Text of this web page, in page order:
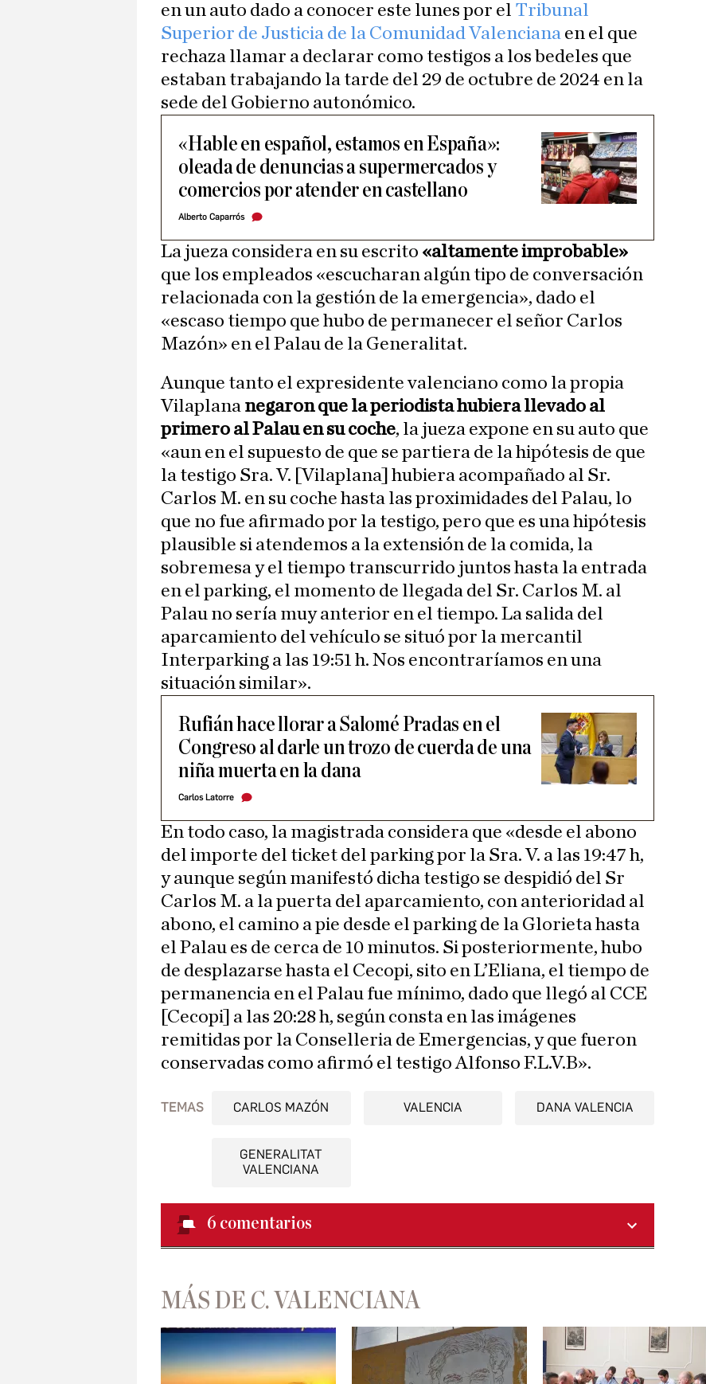
en un auto dado a conocer este lunes por el Tribunal
Superior de Justicia de la Comunidad Valenciana en el que
rechaza llamar a declarar como testigos a los bedeles que
estaban trabajando la tarde del 29 de octubre de 2024 en la
sede del Gobierno autonómico.
«Hable en español, estamos en España»:
oleada de denuncias a supermercados y
comercios por atender en castellano
Alberto Caparrós
La jueza considera en su escrito «altamente improbable»
que los empleados «escucharan algún tipo de conversación
relacionada con la gestión de la emergencia», dado el
«escaso tiempo que hubo de permanecer el señor Carlos
Mazón» en el Palau de la Generalitat.
Aunque tanto el expresidente valenciano como la propia
Vilaplana negaron que la periodista hubiera llevado al
primero al Palau en su coche, la jueza expone en su auto que
«aun en el supuesto de que se partiera de la hipótesis de que
la testigo Sra. V. [Vilaplana] hubiera acompañado al Sr.
Carlos M. en su coche hasta las proximidades del Palau, lo
que no fue afirmado por la testigo, pero que es una hipótesis
plausible si atendemos a la extensión de la comida, la
sobremesa y el tiempo transcurrido juntos hasta la entrada
en el parking, el momento de llegada del Sr. Carlos M. al
Palau no sería muy anterior en el tiempo. La salida del
aparcamiento del vehículo se situó por la mercantil
Interparking a las 19:51 h. Nos encontraríamos en una
situación similar».
Rufián hace llorar a Salomé Pradas en el
Congreso al darle un trozo de cuerda de una
niña muerta en la dana
Carlos Latorre
En todo caso, la magistrada considera que «desde el abono
del importe del ticket del parking por la Sra. V. a las 19:47 h,
y aunque según manifestó dicha testigo se despidió del Sr
Carlos M. a la puerta del aparcamiento, con anterioridad al
abono, el camino a pie desde el parking de la Glorieta hasta
el Palau es de cerca de 10 minutos. Si posteriormente, hubo
de desplazarse hasta el Cecopi, sito en L’Eliana, el tiempo de
permanencia en el Palau fue mínimo, dado que llegó al CCE
[Cecopi] a las 20:28 h, según consta en las imágenes
remitidas por la Conselleria de Emergencias, y que fueron
conservadas como afirmó el testigo Alfonso F.L.V.B».
TEMAS CARLOS MAZÓN VALENCIA DANA VALENCIA
GENERALITAT
VALENCIANA
6 comentarios
MÁS DE C. VALENCIANA